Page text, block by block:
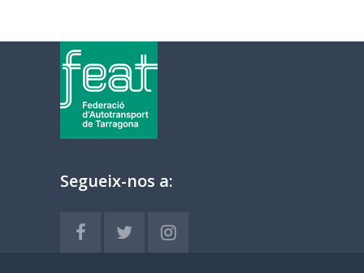
Segueix-nos a: